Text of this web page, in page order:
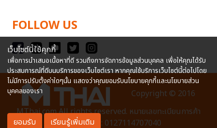
FOLLOW US
Copyright © 2016
MThai.com All rights reserved. หมายเลขทะเบียนการค้า
อิเล็กทรอนิกส์ : 0127114707040
เว็บไซต์นี้ใช้คุกกี้
เพื่อการนำเสนอเนื้อหาที่ดี รวมถึงการจัดการข้อมูลส่วนบุคคล เพื่อให้คุณได้รับ
ประสบการณ์ที่ดีบนบริการของเว็บไซต์เรา หากคุณใช้บริการเว็บไซต์นี้ต่อไปโดย
ไม่มีการปรับตั้งค่าใดๆนั้น แสดงว่าคุณยอมรับนโยบายคุกกี้และนโยบายส่วน
บุคคลของเรา
ยอมรับ เรียนรู้เพิ่มเติม